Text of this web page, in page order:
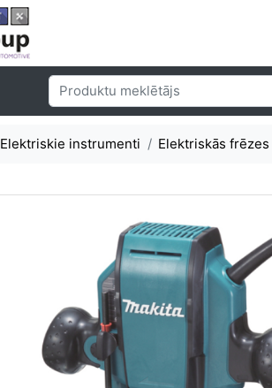
Elektriskie instrumenti Elektriskās frēzes